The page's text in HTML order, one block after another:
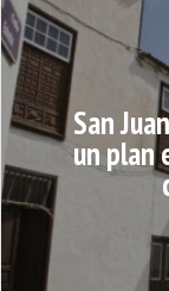
San
un plan